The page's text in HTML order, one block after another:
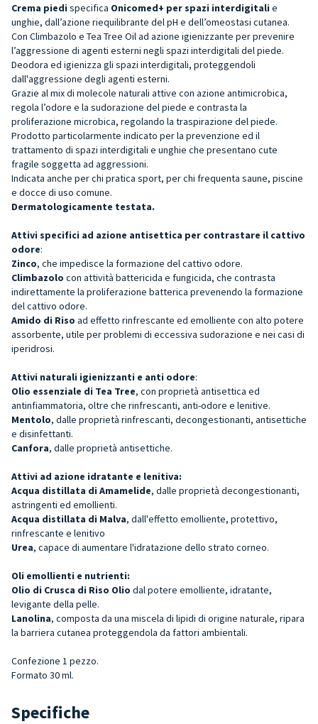
Crema piedi specifica Onicomed+ perspazi interdigitali e
unghie, dall’azione riequilibrante del pH e dell’omeostasi cutanea.
Con Climbazolo e Tea Tree Oil ad azione igienizzante per prevenire
l’aggressione di agenti esterni negli spazi interdigitali del piede.
Deodora ed igienizza gli spazi interdigitali, proteggendoli
dall'aggressione degli agenti esterni.
Grazie al mix di molecole naturali attive con azione antimicrobica,
regola l’odore e la sudorazione del piede e contrasta la
proliferazione microbica, regolando la traspirazione del piede.
Prodotto particolarmente indicato per la prevenzione ed il
trattamento di spazi interdigitali e unghie che presentano cute
fragile soggetta ad aggressioni.
Indicata anche per chi pratica sport, per chi frequenta saune, piscine
e docce di uso comune.
Dermatologicamente testata.
Attivi specifici ad azione antisettica per contrastare il cattivo
odore:
Zinco, che impedisce la formazione del cattivo odore.
Climbazolo con attività battericida e fungicida, che contrasta
indirettamente la proliferazione batterica prevenendo la formazione
del cattivo odore.
Amido di Riso ad effetto rinfrescante ed emolliente con alto potere
assorbente, utile per problemi di eccessiva sudorazione e nei casi di
iperidrosi.
Attivi naturali igienizzanti e anti odore:
Olio essenziale di Tea Tree, con proprietà antisettica ed
antinfiammatoria, oltre che rinfrescanti, anti-odore e lenitive.
Mentolo, dalle proprietà rinfrescanti, decongestionanti, antisettiche
e disinfettanti.
Canfora, dalle proprietà antisettiche.
Attivi ad azione idratante e lenitiva:
Acqua distillata di Amamelide, dalle proprietà decongestionanti,
astringenti ed emollienti.
Acqua distillata di Malva, dall'effetto emolliente, protettivo,
rinfrescante e lenitivo
Urea, capace di aumentare l'idratazione dello strato corneo.
Oli emollienti e nutrienti:
Olio di Crusca di Riso Olio dal potere emolliente, idratante,
levigante della pelle.
Lanolina, composta da una miscela di lipidi di origine naturale, ripara
la barriera cutanea proteggendola da fattori ambientali.
Confezione 1 pezzo.
Formato 30 ml.
Specifiche